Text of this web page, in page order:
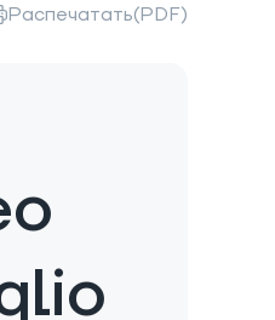
Распечатать(PDF)